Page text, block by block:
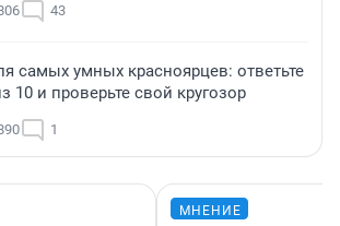
43
самых умных красноярцев: ответьте
10 и проверьте свой кругозор
1
МНЕНИЕ